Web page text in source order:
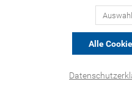
Alle
Facebook-Pixel
Wenn Sie Ihre Einwilligung
des Sozialen Netzwerks
und an Facebook